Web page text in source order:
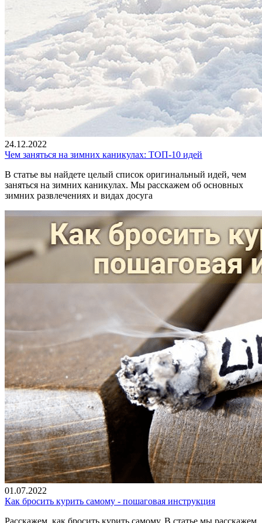
24.12.2022
Чем заняться на зимних каникулах: ТОП-10 идей
В статье вы найдете целый список оригинальный идей, чем
заняться на зимних каникулах. Мы расскажем об основных
зимних развлечениях и видах досуга
01.07.2022
Как бросить курить самому - пошаговая инструкция
Расскажем, как бросить курить самому. В статье мы расскажем